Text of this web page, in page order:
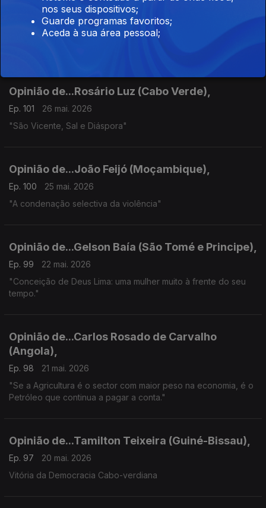
Opinião de...Tamilton Teixeira (Guiné-Bissau),
Ep. 102
27 mai. 2026
Opinião de...Rosário Luz (Cabo Verde),
Ep. 101
26 mai. 2026
"São Vicente, Sal e Diáspora"
Opinião de...João Feijó (Moçambique),
Ep. 100
25 mai. 2026
"A condenação selectiva da violência"
Opinião de...Gelson Baía (São Tomé e Principe),
Ep. 99
22 mai. 2026
"Conceição de Deus Lima: uma mulher muito à frente do seu
tempo."
Opinião de...Carlos Rosado de Carvalho
(Angola),
Ep. 98
21 mai. 2026
"Se a Agricultura é o sector com maior peso na economia, é o
Petróleo que continua a pagar a conta."
Opinião de...Tamilton Teixeira (Guiné-Bissau),
Ep. 97
20 mai. 2026
Vitória da Democracia Cabo-verdiana
nos seus dispositivos;
Guarde programas favoritos;
Aceda à sua área pessoal;